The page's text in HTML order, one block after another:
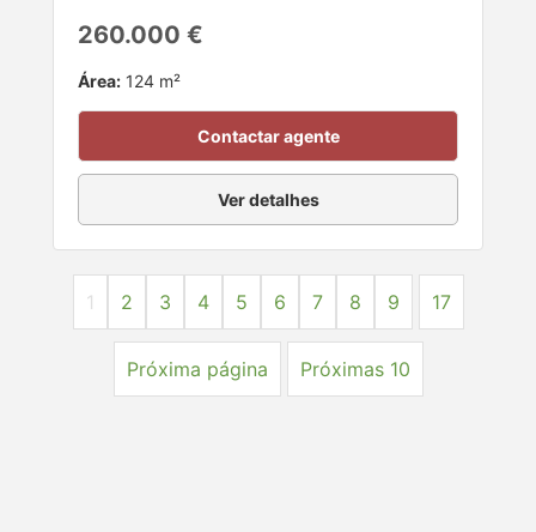
260.000 €
Área: 124 m²
Contactar agente
Ver detalhes
1 2 3 4 5 6 7 8 9 17
Próxima página Próximas 10